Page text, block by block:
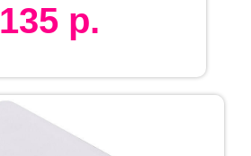
135 р.